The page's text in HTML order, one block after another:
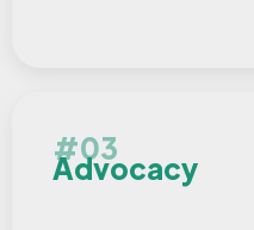
#03
Advocacy